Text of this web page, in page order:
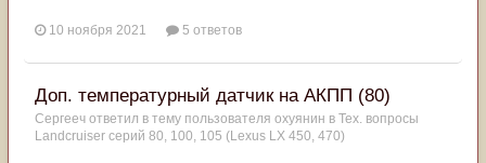
10 ноября 2021 5 ответов
Доп. температурный датчик на АКПП (80)
Сергееч ответил в тему пользователя охуянин в Тех. вопросы
Landcruiser серий 80, 100, 105 (Lexus LX 450, 470)